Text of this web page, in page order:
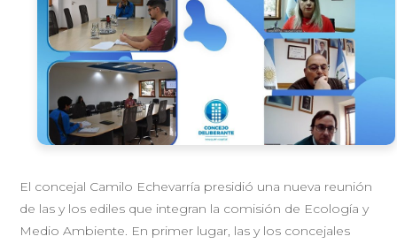
El concejal Camilo Echevarría presidió una nueva reunión
de las y los ediles que integran la comisión de Ecología y
Medio Ambiente. En primer lugar, las y los concejales